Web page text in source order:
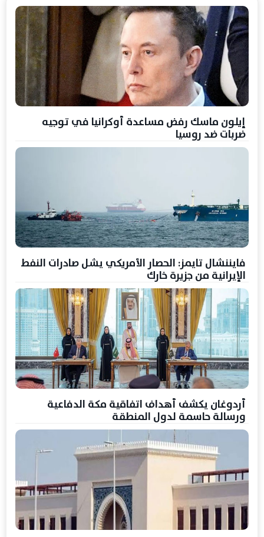
إيلون ماسك رفض مساعدة أوكرانيا في توجيه
ضربات ضد روسيا
فايننشال تايمز: الحصار الأمريكي يشل صادرات النفط
الإيرانية من جزيرة خارك
أردوغان يكشف أهداف اتفاقية مكة الدفاعية
ورسالة حاسمة لدول المنطقة